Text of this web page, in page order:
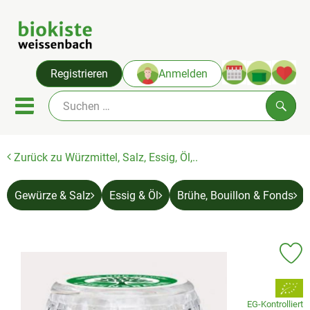
Registrieren Anmelden
Mobiles Menu öffnen oder
Angebote & Neues
Themenwelten
Kühlregal
Zurück zu Würzmittel, Salz, Essig, Öl,..
Gewürze & Salz Essig & Öl Brühe, Bouillon & Fonds
, Verband:
EG-Kontrolliert